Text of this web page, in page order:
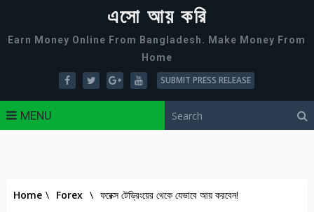
এসো আয় করি
Earn Money Online From Bangladesh. Make Money From
Home
SUBMIT PRESS RELEASE
MENU
Home \ Forex \ ফরেক্স টেড্রিংয়ের থেকে যেভাবে আয় করবেন!